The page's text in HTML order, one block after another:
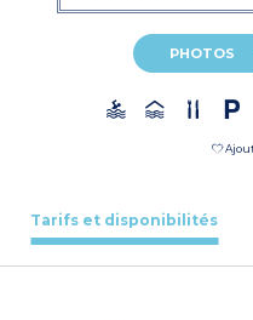
PHOTOS
Tarifs et disponibilités